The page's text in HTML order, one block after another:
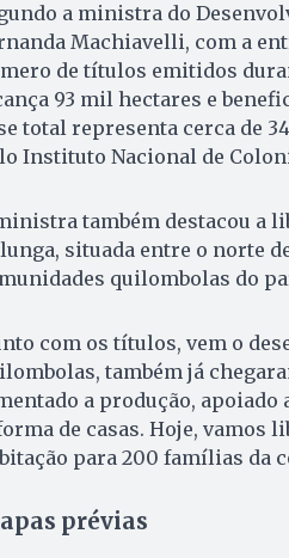
a ministra do
Machiavelli, com a
de títulos emitidos
93 mil hectares e
total representa cerca de
Instituto Nacional de
também destacou a
situada entre o norte
quilombolas do
com os títulos, vem o
também já
a produção,
de casas. Hoje, vamos
para 200 famílias da
prévias